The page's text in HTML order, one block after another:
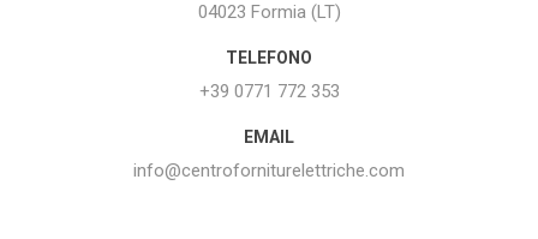
04023 Formia (LT)
TELEFONO
+39 0771 772 353
EMAIL
info@centroforniturelettriche.com